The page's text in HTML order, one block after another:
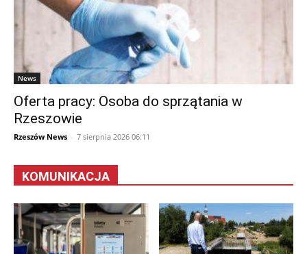
News
Oferta pracy: Osoba do sprzątania w
Rzeszowie
Rzeszów News - 7 sierpnia 2026 06:11
KOMUNIKACJA